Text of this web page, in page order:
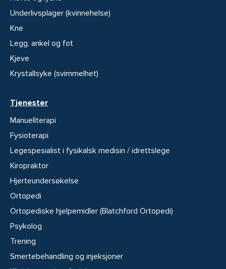
Underlivsplager (kvinnehelse)
Kne
Legg, ankel og fot
Kjeve
Krystallsyke (svimmelhet)
Tjenester
Manuellterapi
Fysioterapi
Legespesialist i fysikalsk medisin / idrettslege
Kiropraktor
Hjerteundersøkelse
Ortopedi
Ortopediske hjelpemidler (Blatchford Ortopedi)
Psykolog
Trening
Smertebehandling og injeksjoner